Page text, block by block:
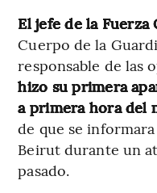
El jefe de la Fuerza
Cuerpo de la
responsable de las
hizo su primera
a primera hora del
de que se
Beirut durante un
pasado.